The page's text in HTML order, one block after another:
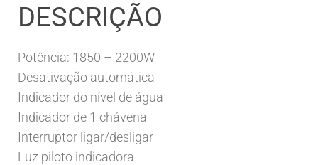
DESCRIÇÃO
Potência: 1850 – 2200W
Desativação automática
Indicador do nível de água
Indicador de 1 chávena
Interruptor ligar/desligar
Luz piloto indicadora